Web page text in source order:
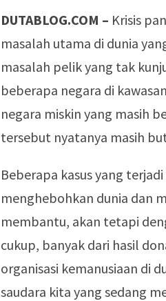
DUTABLOG.COM – Krisis
masalah utama di dunia
masalah pelik yang tak
beberapa negara di
negara miskin yang masih
tersebut nyatanya masih
Beberapa kasus yang
menghebohkan dunia dan
membantu, akan tetapi
cukup, banyak dari hasil
organisasi kemanusiaan di
saudara kita yang sedang